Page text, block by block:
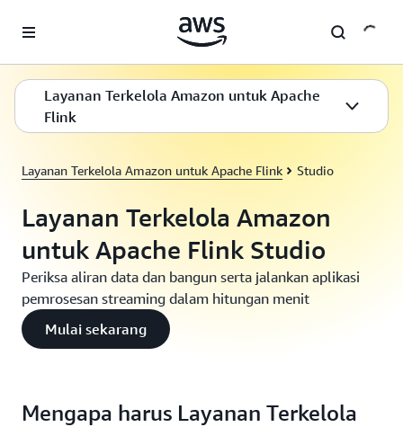
Layanan Terkelola Amazon untuk Apache
Flink
Layanan Terkelola Amazon untuk Apache Flink Studio
Layanan Terkelola Amazon
untuk Apache Flink Studio
Periksa aliran data dan bangun serta jalankan aplikasi
pemrosesan streaming dalam hitungan menit
Mulai sekarang
Mengapa harus Layanan Terkelola